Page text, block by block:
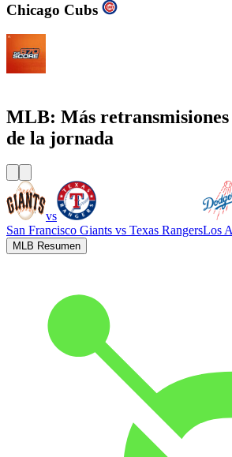
Chicago Cubs
MLB: Más
de la jornada
vs
San Francisco Giants vs Texas RangersLos
MLB Resumen